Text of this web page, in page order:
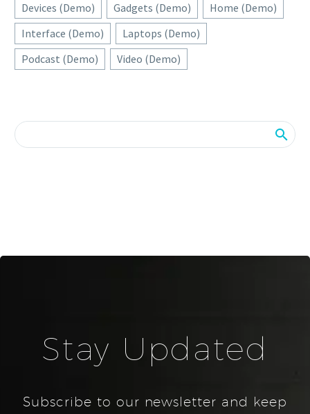
Devices (Demo)
Gadgets (Demo)
Home (Demo)
Interface (Demo)
Laptops (Demo)
Podcast (Demo)
Video (Demo)
Stay Updated
Subscribe to our newsletter and keep